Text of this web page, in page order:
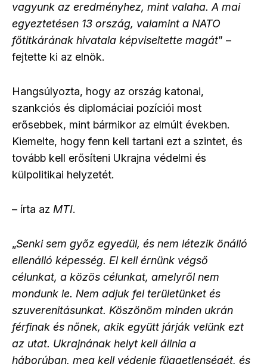
vagyunk az eredményhez, mint valaha. A mai
egyeztetésen 13 ország, valamint a NATO
főtitkárának hivatala képviseltette magát” –
fejtette ki az elnök.
Hangsúlyozta, hogy az ország katonai,
szankciós és diplomáciai pozíciói most
erősebbek, mint bármikor az elmúlt években.
Kiemelte, hogy fenn kell tartani ezt a szintet, és
tovább kell erősíteni Ukrajna védelmi és
külpolitikai helyzetét.
– írta az MTI.
„Senki sem győz egyedül, és nem létezik önálló
ellenálló képesség. El kell érnünk végső
célunkat, a közös célunkat, amelyről nem
mondunk le. Nem adjuk fel területünket és
szuverenitásunkat. Köszönöm minden ukrán
férfinak és nőnek, akik együtt járják velünk ezt
az utat. Ukrajnának helyt kell állnia a
háborúban, meg kell védenie függetlenségét, és